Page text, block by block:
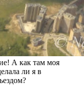
А как там моя
ли я в